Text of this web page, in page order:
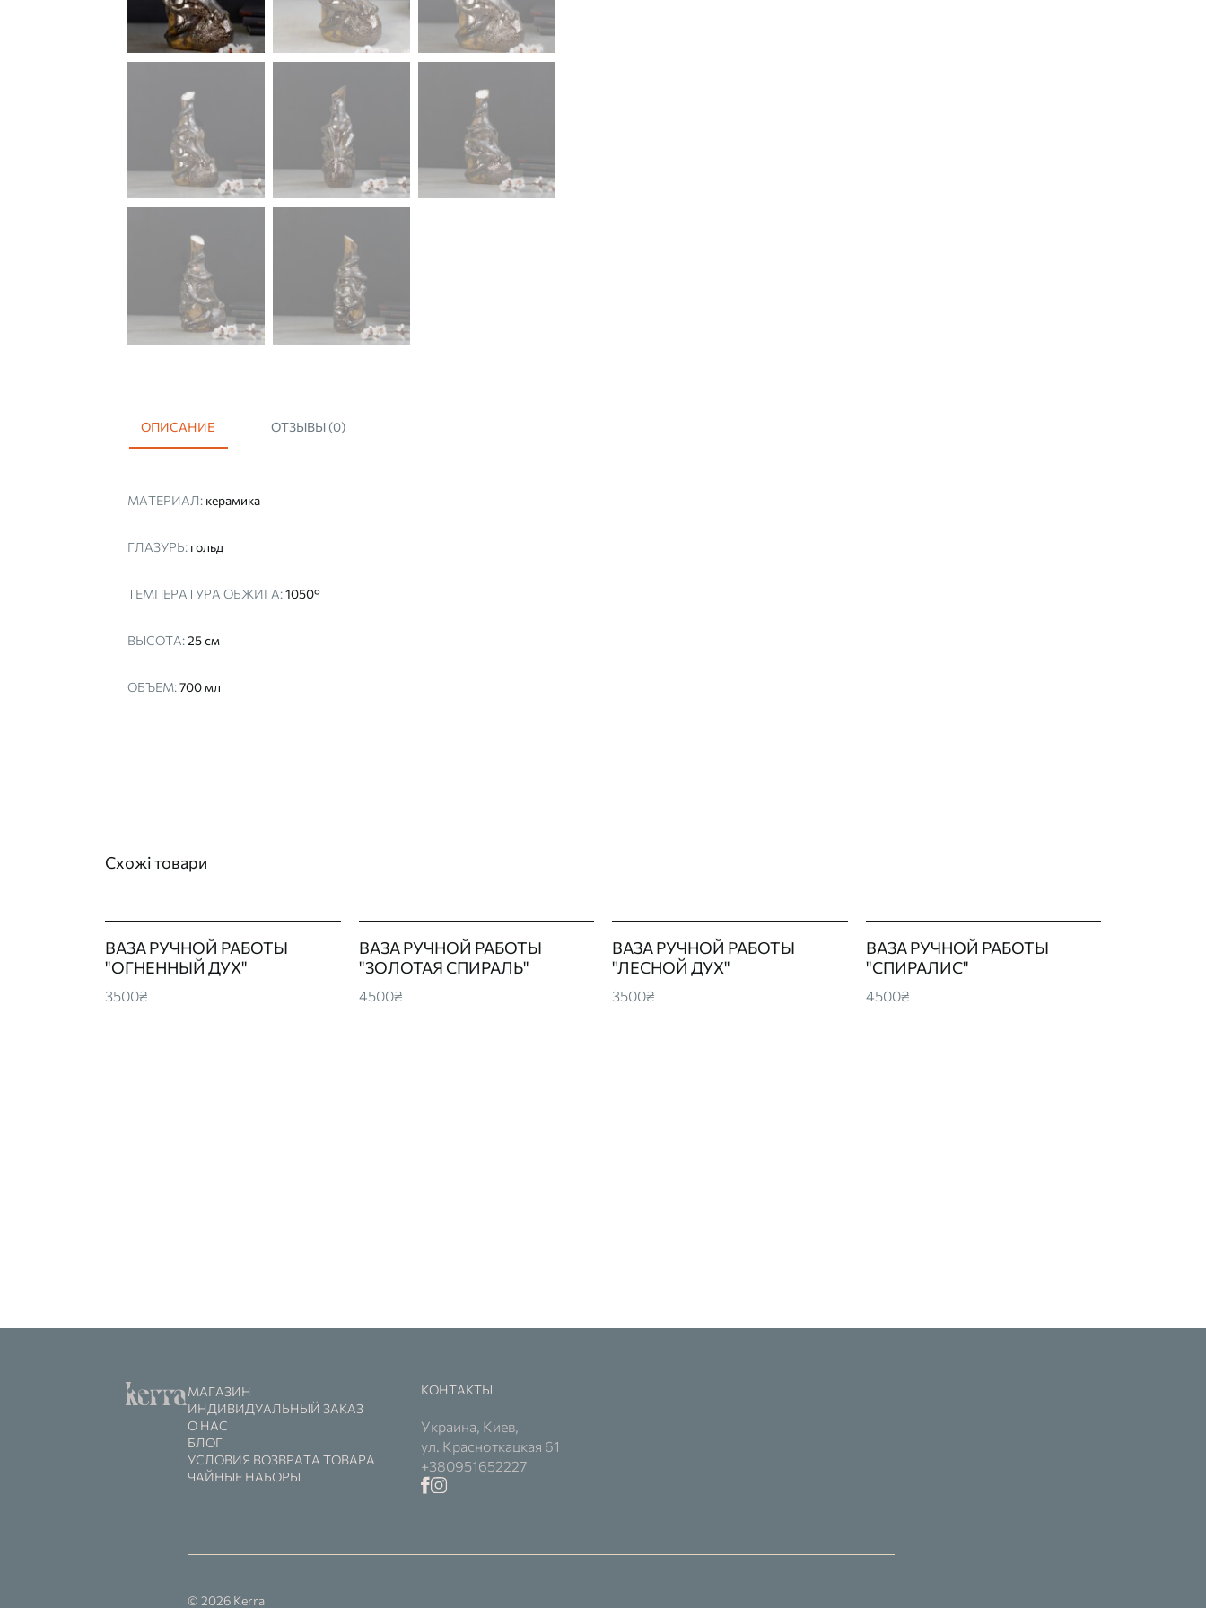
ОПИСАНИЕ ОТЗЫВЫ (0)
МАТЕРИАЛ: керамика
ГЛАЗУРЬ: гольд
ТЕМПЕРАТУРА ОБЖИГА:1050°
ВЫСОТА:25 см
ОБЪЕМ:700 мл
Схожі товари
ВАЗА РУЧНОЙ РАБОТЫ
"ОГНЕННЫЙ ДУХ"
3500₴
ВАЗА РУЧНОЙ РАБОТЫ
"ЗОЛОТАЯ СПИРАЛЬ"
4500₴
ВАЗА РУЧНОЙ РАБОТЫ
"ЛЕСНОЙ ДУХ"
3500₴
ВАЗА РУЧНОЙ РАБОТЫ
"СПИРАЛИС"
4500₴
МАГАЗИН
ИНДИВИДУАЛЬНЫЙ ЗАКАЗ
О НАС
БЛОГ
УСЛОВИЯ ВОЗВРАТА ТОВАРА
ЧАЙНЫЕ НАБОРЫ
КОНТАКТЫ
Украина, Киев,
ул. Красноткацкая 61
+380951652227
© 2026 Kerra